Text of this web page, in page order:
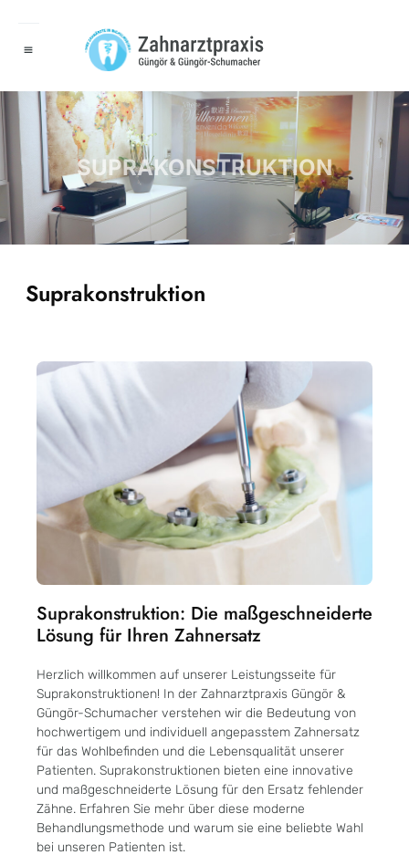
SUPRAKONSTRUKTION
Suprakonstruktion
Suprakonstruktion: Die maßgeschneiderte
Lösung für Ihren Zahnersatz
Herzlich willkommen auf unserer Leistungsseite für
Suprakonstruktionen! In der Zahnarztpraxis Güngör &
Güngör-Schumacher verstehen wir die Bedeutung von
hochwertigem und individuell angepasstem Zahnersatz
für das Wohlbefinden und die Lebensqualität unserer
Patienten. Suprakonstruktionen bieten eine innovative
und maßgeschneiderte Lösung für den Ersatz fehlender
Zähne. Erfahren Sie mehr über diese moderne
Behandlungsmethode und warum sie eine beliebte Wahl
bei unseren Patienten ist.